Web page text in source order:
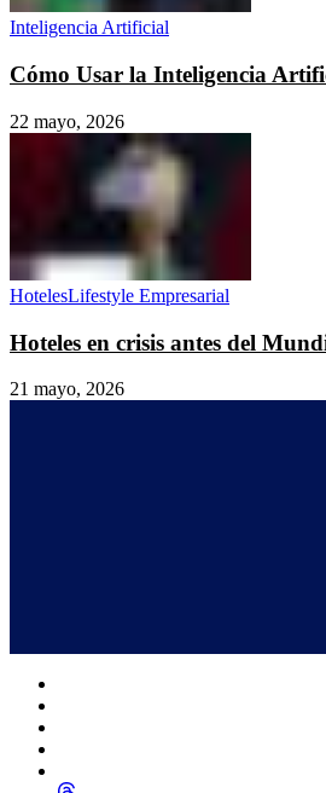
Inteligencia Artificial
Cómo Usar la Inteligencia
22 mayo, 2026
HotelesLifestyle Empresarial
Hoteles en crisis antes del
21 mayo, 2026